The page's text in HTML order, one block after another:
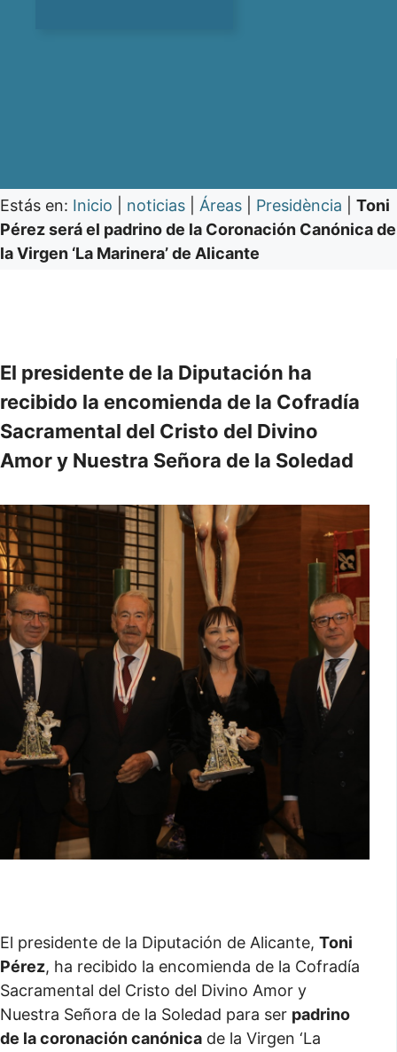
Estás en: Inicio noticias Áreas Presidència
Toni
Pérez será el padrino de la Coronación Canónica de
la Virgen ‘La Marinera’ de Alicante
El presidente de la Diputación ha
recibido la encomienda de la Cofradía
Sacramental del Cristo del Divino
Amor y Nuestra Señora de la Soledad
El presidente de la Diputación de Alicante, Toni
Pérez, ha recibido la encomienda de la Cofradía
Sacramental del Cristo del Divino Amor y
Nuestra Señora de la Soledad para ser padrino
de la coronación canónica de la Virgen ‘La